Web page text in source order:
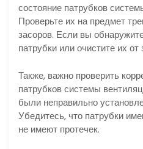
состояние патрубков
Проверьте их на предмет
засоров. Если вы
патрубки или очистите их от
Также, важно проверить
патрубков системы
были неправильно
Убедитесь, что патрубки
не имеют протечек.